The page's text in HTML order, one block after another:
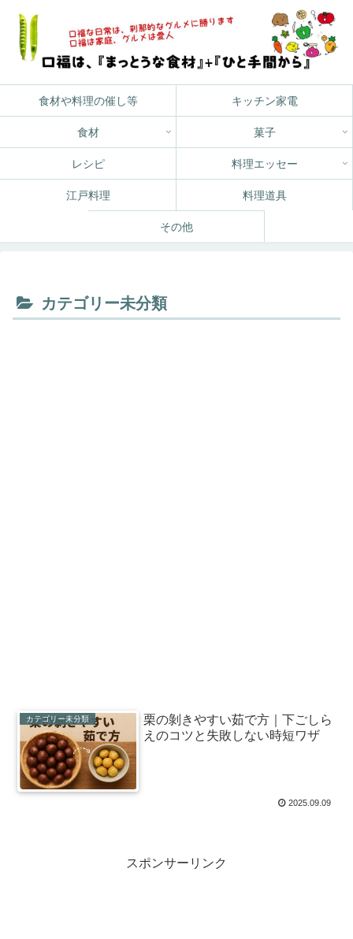
食材や料理の催し等 キッチン家電
食材 菓子
レシピ 料理エッセー
江戸料理 料理道具
その他
カテゴリー未分類
カテゴリー未分類
栗の剝きやすい茹で方｜下ごしら
えのコツと失敗しない時短ワザ
2025.09.09
スポンサーリンク